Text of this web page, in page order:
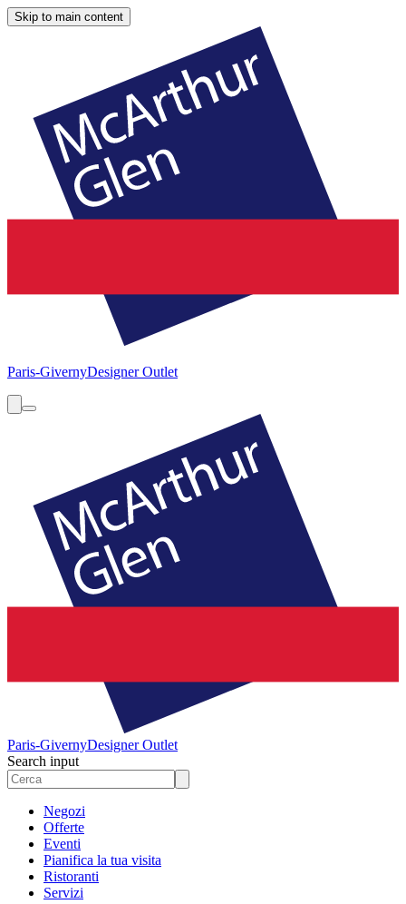
Skip to main content
Paris-GivernyDesigner Outlet
Paris-GivernyDesigner Outlet
Search input
Negozi
Offerte
Eventi
Pianifica la tua visita
Ristoranti
Servizi